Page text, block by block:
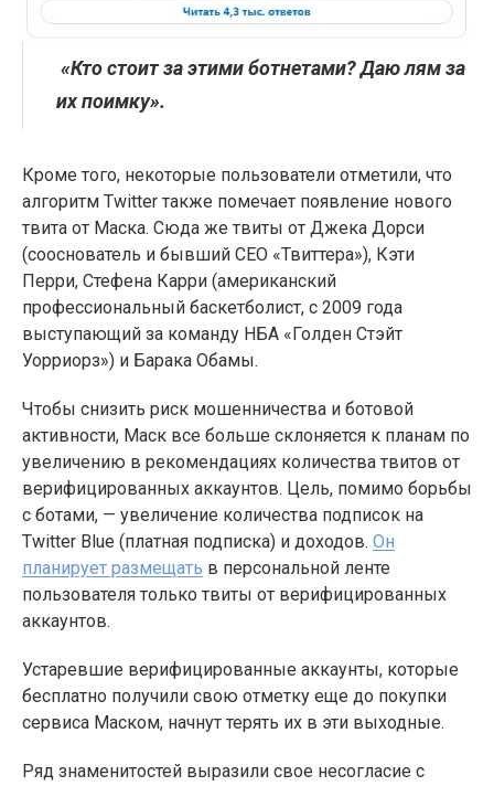
«Кто стоит за этими ботнетами? Даю лям за
их поимку».
Кроме того, некоторые пользователи отметили, что
алгоритм Twitter также помечает появление нового
твита от Маска. Сюда же твиты от Джека Дорси
(сооснователь и бывший CEO «Твиттера»), Кэти
Перри, Стефена Карри (американский
профессиональный баскетболист, с 2009 года
выступающий за команду НБА «Голден Стэйт
Уорриорз») и Барака Обамы.
Чтобы снизить риск мошенничества и ботовой
активности, Маск все больше склоняется к планам по
увеличению в рекомендациях количества твитов от
верифицированных аккаунтов. Цель, помимо борьбы
с ботами, — увеличение количества подписок на
Twitter Blue (платная подписка) и доходов. Он
планирует размещать в персональной ленте
пользователя только твиты от верифицированных
аккаунтов.
Устаревшие верифицированные аккаунты, которые
бесплатно получили свою отметку еще до покупки
сервиса Маском, начнут терять их в эти выходные.
Ряд знаменитостей выразили свое несогласие с